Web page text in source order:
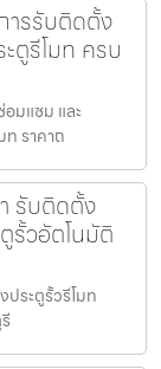
ารรับติดตั้ง
ตูรีโมท ครบ
มแซม และ
ท ราคาถ
รับติดตั้ง
รั้วอัตโนมัติ
ระตูรั้วรีโมท